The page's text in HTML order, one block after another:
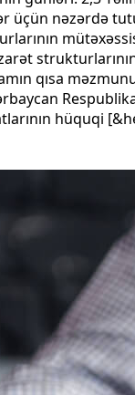
üçün nəzərdə
qısa
hüquqi